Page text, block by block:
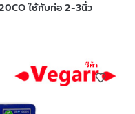
ใช้กับท่อ 2-3นิ้ว